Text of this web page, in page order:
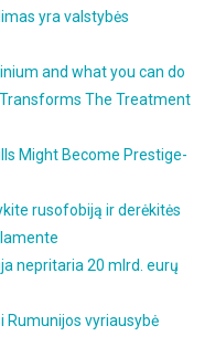
yra valstybės
and what you can do
The Treatment
Might Become Prestige-
rusofobiją ir derėkitės
nepritaria 20 mlrd. eurų
Rumunijos vyriausybė